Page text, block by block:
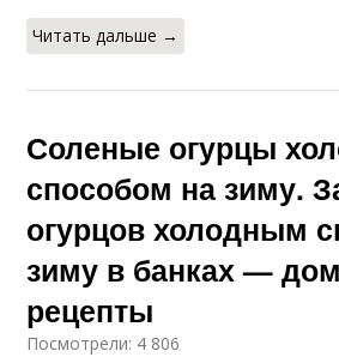
Читать дальше →
Соленые огурцы
способом на зиму.
огурцов холодным
зиму в банках —
рецепты
Посмотрели: 4 806